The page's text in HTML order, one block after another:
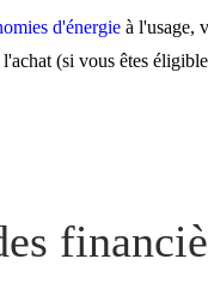
Les critères
financières
d'énergie à l'usage,
(si vous êtes